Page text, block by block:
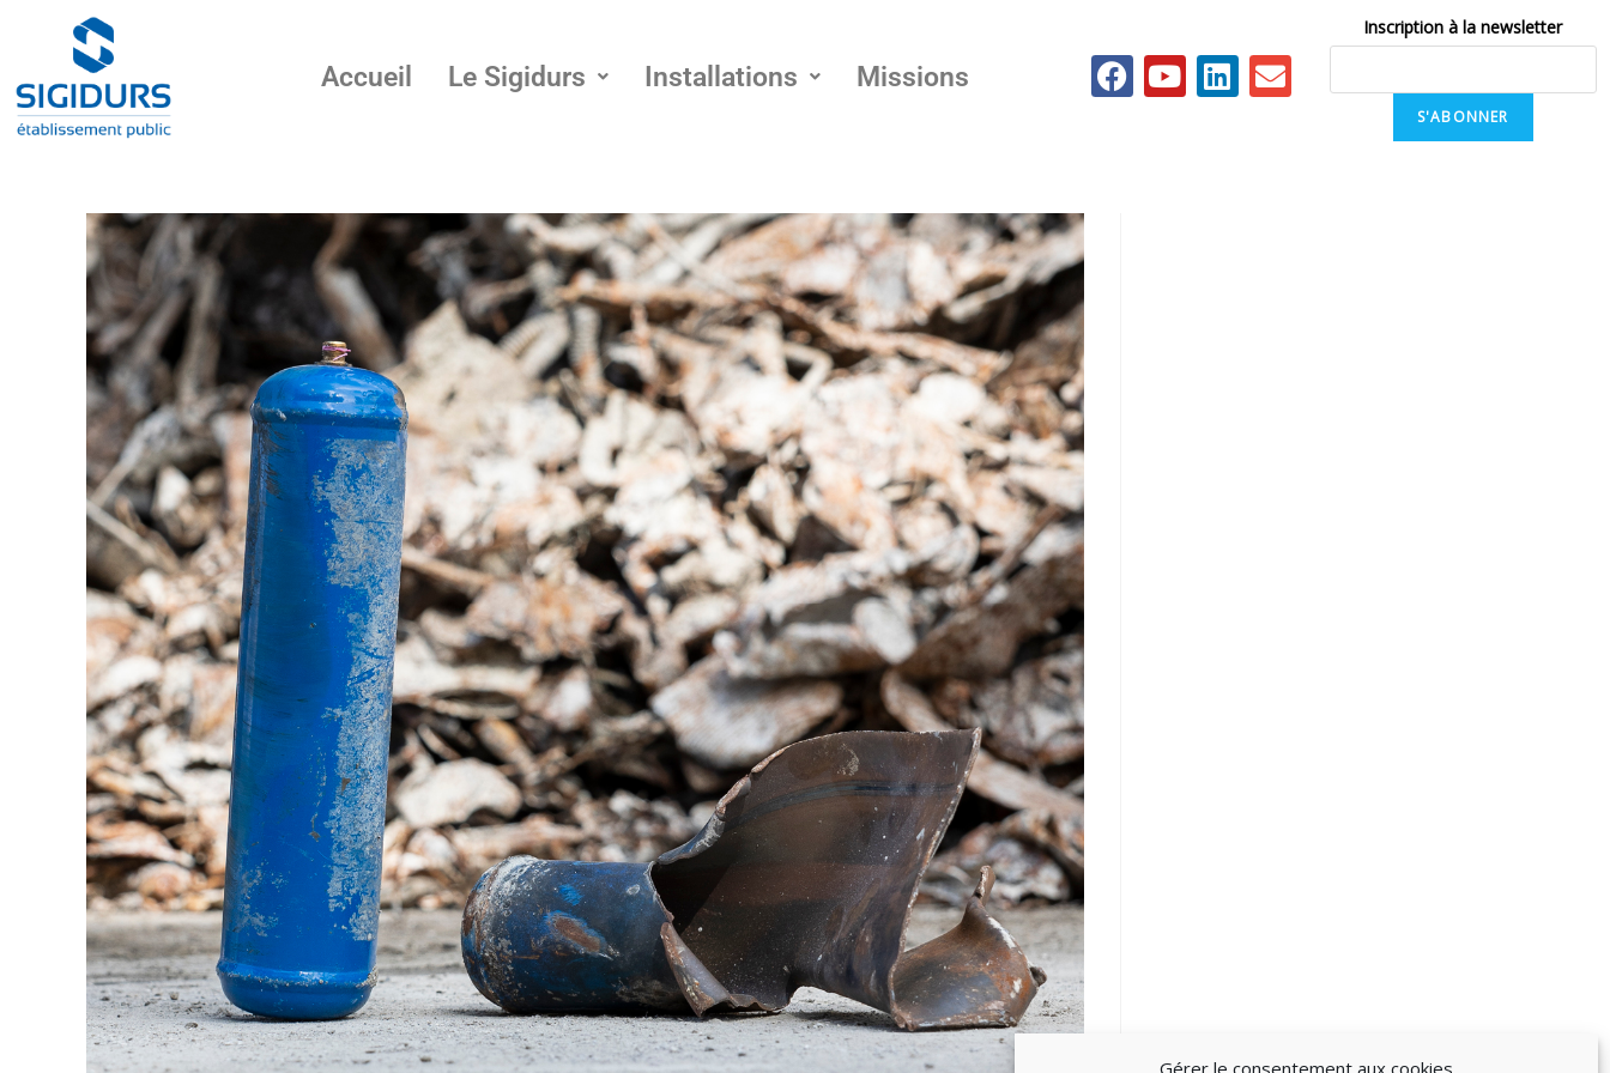
Gérer le consentement aux cookies
Accueil Le Sigidurs Installations Missions
Inscription à la newsletter
S'ABONNER